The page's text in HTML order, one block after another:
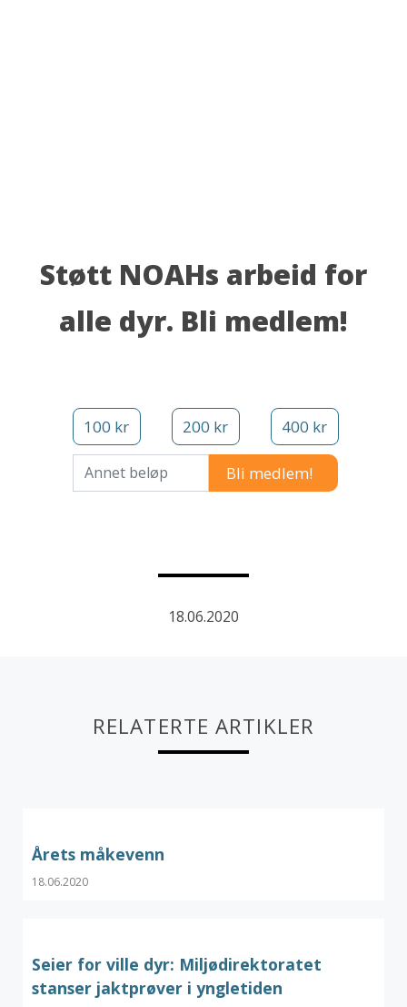
Støtt NOAHs arbeid for
alle dyr. Bli medlem!
100 kr 200 kr 400 kr
Annet beløp
18.06.2020
RELATERTE ARTIKLER
Årets måkevenn
18.06.2020
Seier for ville dyr: Miljødirektoratet
stanser jaktprøver i yngletiden